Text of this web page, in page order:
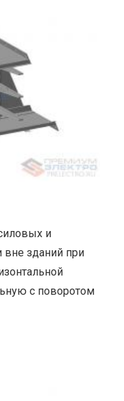
и
вне зданий при
с поворотом